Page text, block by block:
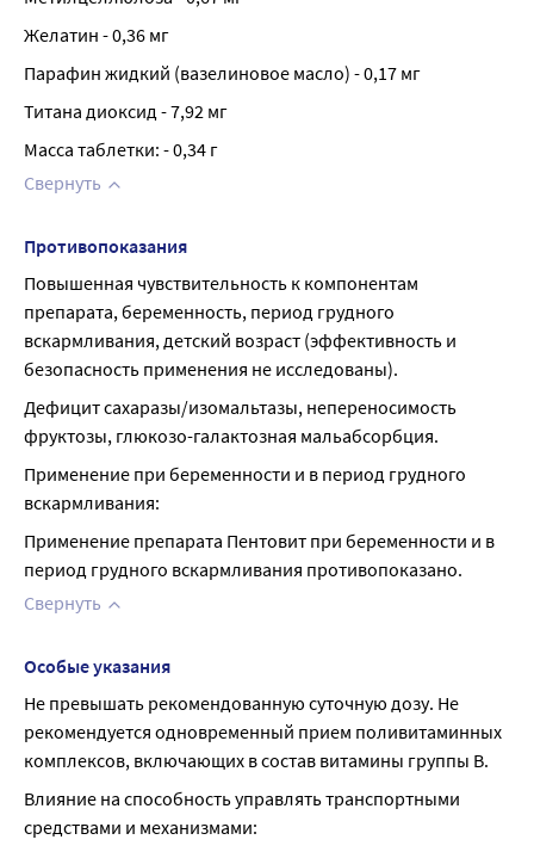
Желатин - 0,36 мг
Парафин жидкий (вазелиновое масло) - 0,17 мг
Титана диоксид - 7,92 мг
Масса таблетки: - 0,34 г
Свернуть
Противопоказания
Повышенная чувствительность к компонентам
препарата, беременность, период грудного
вскармливания, детский возраст (эффективность и
безопасность применения не исследованы).
Дефицит сахаразы/изомальтазы, непереносимость
фруктозы, глюкозо-галактозная мальабсорбция.
Применение при беременности и в период грудного
вскармливания:
Применение препарата Пентовит при беременности и в
период грудного вскармливания противопоказано.
Свернуть
Особые указания
Не превышать рекомендованную суточную дозу. Не
рекомендуется одновременный прием поливитаминных
комплексов, включающих в состав витамины группы В.
Влияние на способность управлять транспортными
средствами и механизмами: